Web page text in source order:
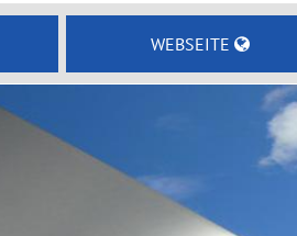
WEBSEITE